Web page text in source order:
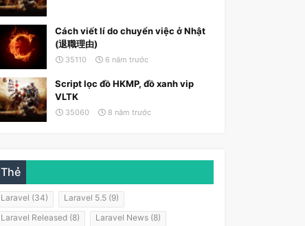
Cách viết lí do chuyển việc ở Nhật
(退職理由)
35110 6 năm trước
Script lọc đồ HKMP, đồ xanh vip
VLTK
35060 8 năm trước
Thẻ
Laravel (34)
Laravel 5.5 (9)
Laravel Released (8)
Laravel News (8)